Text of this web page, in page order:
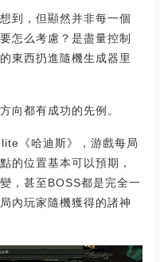
到，但顯然并非每一個
怎么考慮？是盡量控制
東西扔進隨機生成器里
向都有成功的先例。
《哈迪斯》，游戲每局
的位置基本可以預期，
，甚至BOSS都是完全一
內玩家隨機獲得的諸神